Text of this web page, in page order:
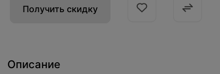
Получить скидку
Описание